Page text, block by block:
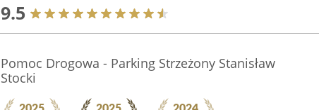
9.5
Pomoc Drogowa - Parking Strzeżony Stanisław
Stocki